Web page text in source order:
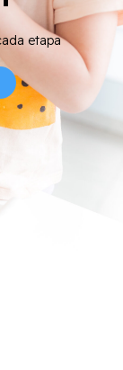
etapa